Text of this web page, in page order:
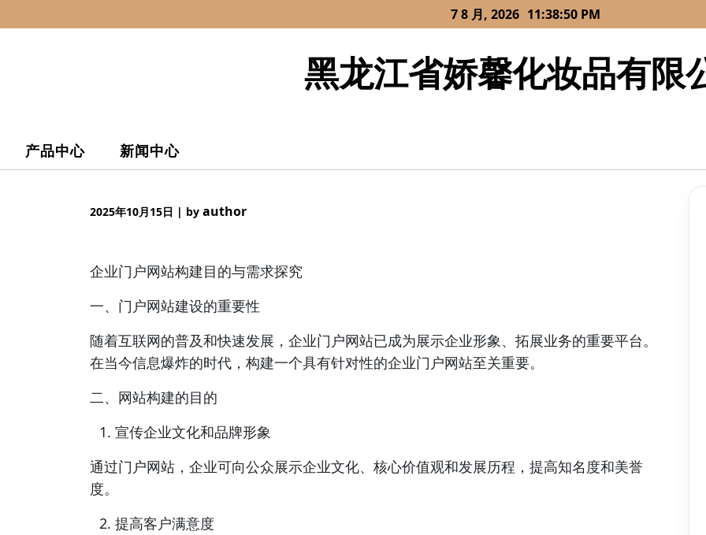
to
7 8 月, 2026 11:38:50 PM
黑龙江省娇馨化妆品有限
产品中心 新闻中心
2025年10月15日 | by author
企业门户网站构建目的与需求探究
一、门户网站建设的重要性
随着互联网的普及和快速发展，企业门户网站已成为展示企业形象、拓展业务的重要平台。
在当今信息爆炸的时代，构建一个具有针对性的企业门户网站至关重要。
二、网站构建的目的
宣传企业文化和品牌形象
通过门户网站，企业可向公众展示企业文化、核心价值观和发展历程，提高知名度和美誉
度。
提高客户满意度